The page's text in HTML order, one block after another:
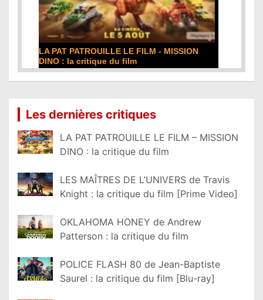
LA PAT PATROUILLE LE FILM - MISSION
DINO : la critique du film
Les dernières critiques
LA PAT PATROUILLE LE FILM – MISSION
DINO : la critique du film
LES MAÎTRES DE L’UNIVERS de Travis
Knight : la critique du film [Prime Video]
OKLAHOMA HONEY de Andrew
Patterson : la critique du film
POLICE FLASH 80 de Jean-Baptiste
Saurel : la critique du film [Blu-ray]